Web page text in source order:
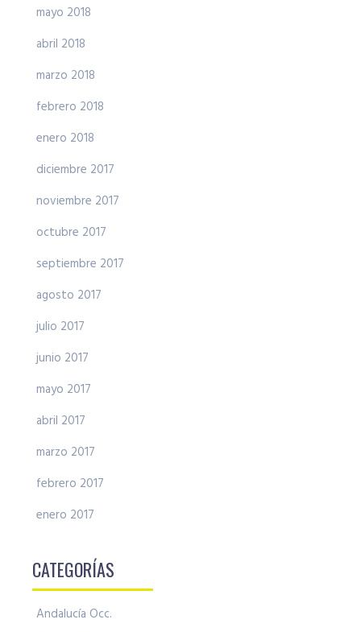
mayo 2018
abril 2018
marzo 2018
febrero 2018
enero 2018
diciembre 2017
noviembre 2017
octubre 2017
septiembre 2017
agosto 2017
julio 2017
junio 2017
mayo 2017
abril 2017
marzo 2017
febrero 2017
enero 2017
CATEGORÍAS
Andalucía Occ.